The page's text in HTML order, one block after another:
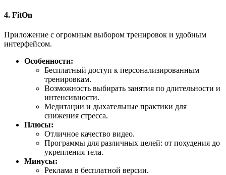
4. FitOn
Приложение с огромным выбором тренировок и удобным
интерфейсом.
Особенности:
Бесплатный доступ к персонализированным
тренировкам.
Возможность выбирать занятия по длительности и
интенсивности.
Медитации и дыхательные практики для
снижения стресса.
Плюсы:
Отличное качество видео.
Программы для различных целей: от похудения до
укрепления тела.
Минусы:
Реклама в бесплатной версии.